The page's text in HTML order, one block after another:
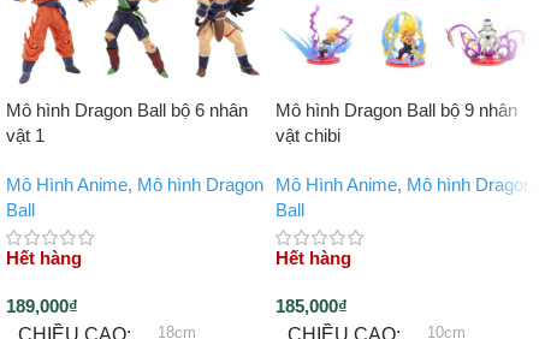
Mô hình Dragon Ball bộ 6 nhân
vật 1
Mô Hình Anime, Mô hình Dragon
Ball
Hết hàng
189,000₫
18cm
Mô hình Dragon Ball bộ 9 nhân
vật chibi
Mô Hình Anime, Mô hình Dragon
Ball
Hết hàng
185,000₫
10cm